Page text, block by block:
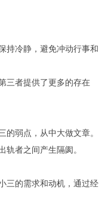
持冷静，避免冲动行事和
三者提供了更多的存在
弱点，从中大做文章。
轨者之间产生隔阂。
三的需求和动机，通过经